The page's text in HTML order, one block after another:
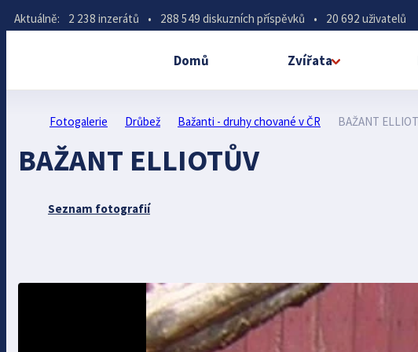
Aktuálně: 2 238 inzerátů • 288 549 diskuzních příspěvků • 20 692 uživatelů
Domů Zvířata
Fotogalerie Drůbež Bažanti - druhy chované v ČR BAŽANT
BAŽANT ELLIOTŮV
Seznam fotografií